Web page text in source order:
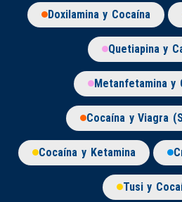
Doxilamina y Cocaína
Quetiapina y
Metanfetamina y
Cocaína y Viagra
Cocaína y Ketamina
Tusi y